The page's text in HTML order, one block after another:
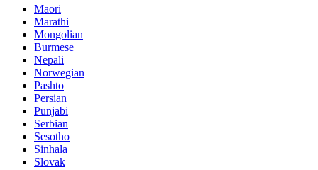
Maori
Marathi
Mongolian
Burmese
Nepali
Norwegian
Pashto
Persian
Punjabi
Serbian
Sesotho
Sinhala
Slovak